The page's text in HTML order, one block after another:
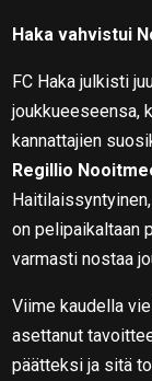
Haka vahvistui
FC Haka julkisti
joukkueeseensa,
kannattajien
Regillio
on pelipaikaltaan
varmasti nostaa
Viime kaudella
asettanut
päätteksi ja sitä